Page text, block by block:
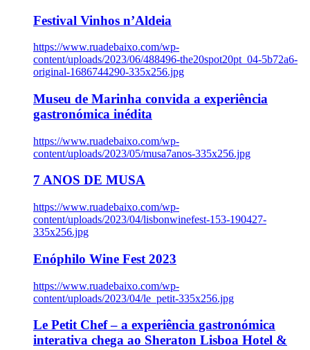
Festival Vinhos n’Aldeia
https://www.ruadebaixo.com/wp-
content/uploads/2023/06/488496-the20spot20pt_04-5b72a6-
original-1686744290-335x256.jpg
Museu de Marinha convida a experiência
gastronómica inédita
https://www.ruadebaixo.com/wp-
content/uploads/2023/05/musa7anos-335x256.jpg
7 ANOS DE MUSA
https://www.ruadebaixo.com/wp-
content/uploads/2023/04/lisbonwinefest-153-190427-
335x256.jpg
Enóphilo Wine Fest 2023
https://www.ruadebaixo.com/wp-
content/uploads/2023/04/le_petit-335x256.jpg
Le Petit Chef – a experiência gastronómica
interativa chega ao Sheraton Lisboa Hotel &